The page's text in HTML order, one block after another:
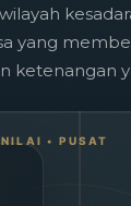
yang
ketenangan